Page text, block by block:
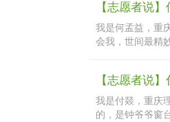
【志愿者说
我是何孟益，重
会我，世间最精
【志愿者说
我是付燚，重庆
的，是钟爷爷窗